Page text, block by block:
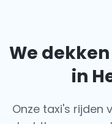
We
in
Onze taxi's rijden